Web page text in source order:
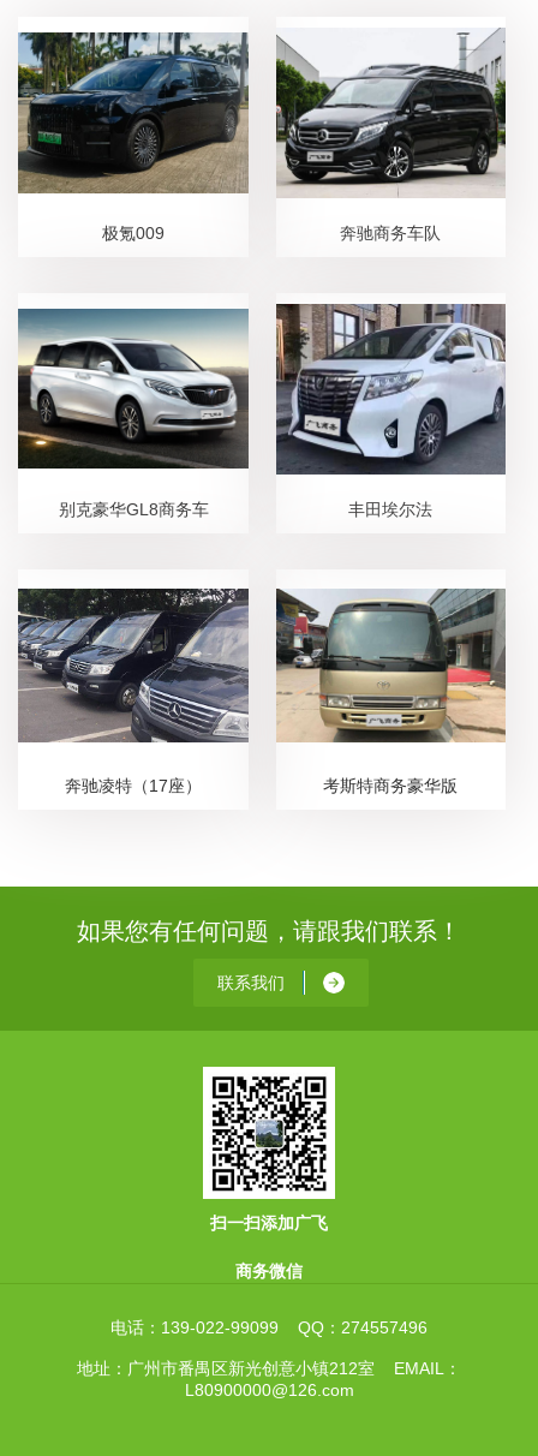
极氪009 奔驰商务车队
别克豪华GL8商务车 丰田埃尔法
奔驰凌特（17座） 考斯特商务豪华版
如果您有任何问题，请跟我们联系！
联系我们
扫一扫添加广飞
商务微信
电话：139-022-99099 QQ：274557496
地址：广州市番禺区新光创意小镇212室 EMAIL：
L80900000@126.com